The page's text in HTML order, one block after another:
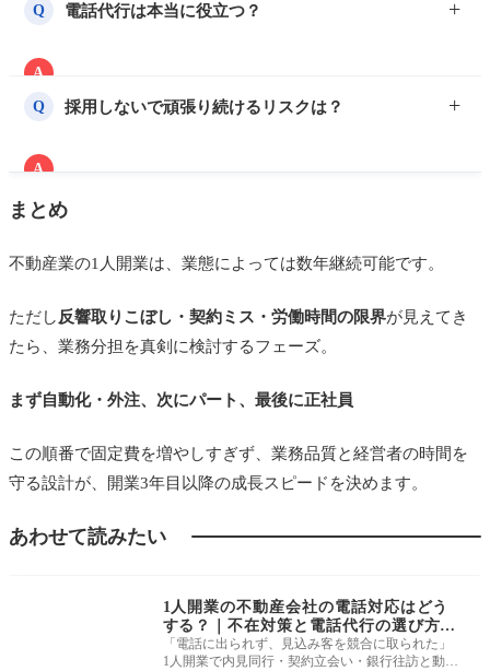
費計上できます。ただし 業務実態が必要
Q 電話代行は本当に役立つ？
A
してくれるため、本業時間の確保には極めて有効で
で電話対応が回ります。
Q 採用しないで頑張り続けるリスクは？
A
と、判断ミス・体調不良・家族関係の悪化など二次的
家庭を失う最悪のパターンを避けるため、適切な業務
まとめ
不動産業の1人開業は、業態によっては数年継続可能です。
ただし 反響取りこぼし・契約ミス・労働時間の限界が見えてき
たら、業務分担を真剣に検討するフェーズ。
まず自動化・外注、次にパート、最後に正社員
この順番で固定費を増やしすぎず、業務品質と経営者の時間を
守る設計が、開業3年目以降の成長スピードを決めます。
あわせて読みたい
1人開業の不動産会社の電話対応はどう
する？｜不在対策と電話代行の選び方を
解説
「電話に出られず、見込み客を競合に取られた」
1人開業で内見同行・契約立会い・銀行往訪と動き